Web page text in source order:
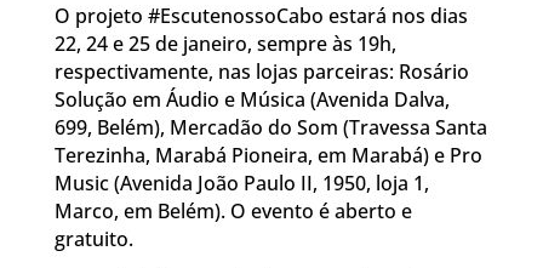
O projeto #EscutenossoCabo estará nos dias
22, 24 e 25 de janeiro, sempre às 19h,
respectivamente, nas lojas parceiras: Rosário
Solução em Áudio e Música (Avenida Dalva,
699, Belém), Mercadão do Som (Travessa Santa
Terezinha, Marabá Pioneira, em Marabá) e Pro
Music (Avenida João Paulo II, 1950, loja 1,
Marco, em Belém). O evento é aberto e
gratuito.